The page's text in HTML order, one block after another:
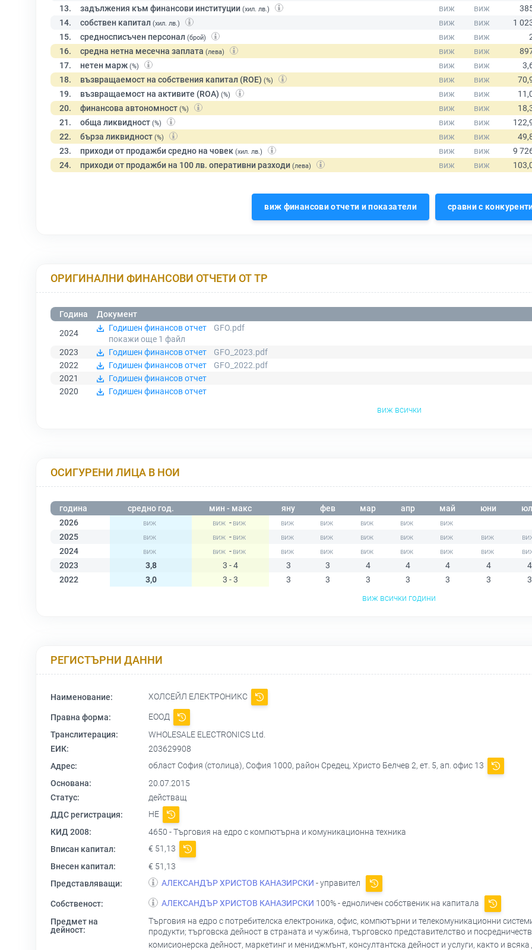
13. задължения към финансови институции (хил. лв.)
14. собствен капитал (хил. лв.)
15. средносписъчен персонал (брой)
16. средна нетна месечна заплата (лева)
17. нетен марж (%)
18. възвращаемост на собствения капитал (ROE) (%)
19. възвращаемост на активите (ROA) (%)
20. финансова автономност (%)
21. обща ликвидност (%)
22. бърза ликвидност (%)
23. приходи от продажби средно на човек (хил. лв.)
24. приходи от продажби на 100 лв. оперативни разходи (лева)
виж финансови отчети и показатели сравни с
ОРИГИНАЛНИ ФИНАНСОВИ ОТЧЕТИ ОТ ТР
Година
Документ
2024
Годишен финансов отчет
GFO.pdf
покажи още 1 файл
2023
Годишен финансов отчет
GFO_2023.pdf
2022
Годишен финансов отчет
GFO_2022.pdf
2021
Годишен финансов отчет
2020
Годишен финансов отчет
виж всички
ОСИГУРЕНИ ЛИЦА В НОИ
година средно год. мин - макс яну фев мар апр май юни
2026
-
2025
-
2024
-
2023
3,8 3 - 4 3 3 4 4 4 4
4
2022
3,0 3 - 3 3 3 3 3 3 3
3
виж всички години
РЕГИСТЪРНИ ДАННИ
Наименование: ХОЛСЕЙЛ ЕЛЕКТРОНИКС
Правна форма:
ЕООД
Транслитерация:
WHOLESALE ELECTRONICS Ltd.
ЕИК:
203629908
Адрес:
област София (столица), София 1000, район Средец, Христо Белчев 2, ет. 5, ап. офис 13
Основана:
20.07.2015
Статус:
действащ
ДДС регистрация:
НЕ
КИД 2008:
4650 - Търговия на едро с компютърна и комуникационна техника
Вписан капитал:
€ 51,13
Внесен капитал:
€ 51,13
Представляващи:
АЛЕКСАНДЪР ХРИСТОВ КАНАЗИРСКИ - управител
Собственост: АЛЕКСАНДЪР ХРИСТОВ КАНАЗИРСКИ 100% - едноличен собственик на капитала
Предмет на
дейност:
Търговия на едро с потребителска електроника, офис, компютърни и телекомуникационни
продукти; търговска дейност в страната и чужбина, търговско представителство и
комисионерска дейност, маркетинг и мениджмънт, консултантска дейност и услуги, както и